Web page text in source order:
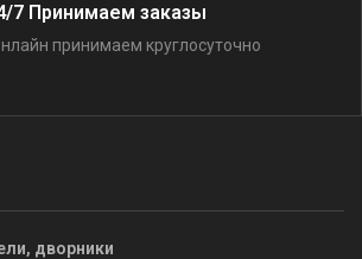
7 Принимаем заказы
принимаем круглосуточно
дворники